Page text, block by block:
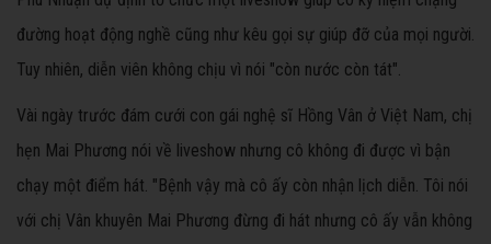
đường hoạt động nghề cũng như kêu gọi sự giúp đỡ của mọi người.
Tuy nhiên, diễn viên không chịu vì nói "còn nước còn tát".
Vài ngày trước đám cưới con gái nghệ sĩ Hồng Vân ở Việt Nam, chị
hẹn Mai Phương nói về liveshow nhưng cô không đi được vì bận
chạy một điểm hát. "Bệnh vậy mà cô ấy còn nhận lịch diễn. Tôi nói
với chị Vân khuyên Mai Phương đừng đi hát nhưng cô ấy vẫn không